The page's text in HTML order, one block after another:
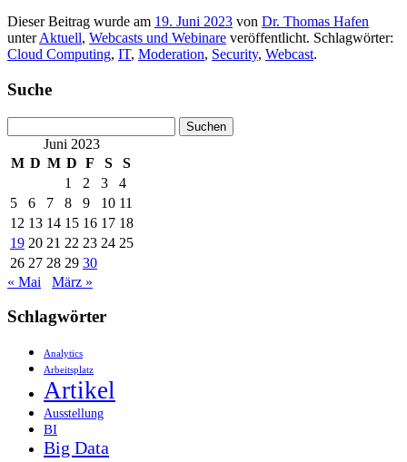
Dieser Beitrag wurde am 19. Juni 2023 von Dr. Thomas Hafen
unterAktuell, Webcasts und Webinare veröffentlicht. Schlagwörter:
Cloud Computing, IT, Moderation, Security, Webcast.
Suche
nach: Juni 2023
M D M D F S
S
1
2 3
4
5
6 7 8 9 10 11
12 13 14 15 16 17 18
19 20 21 22 23 24 25
26 27 28 29 30
« Mai
März »
Schlagwörter
Analytics
Arbeitsplatz
Artikel
Ausstellung
BI
Big Data